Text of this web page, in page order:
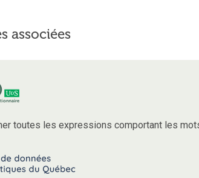
associées
toutes les expressions comportant les